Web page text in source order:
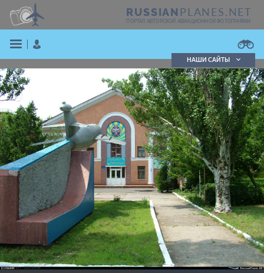
RUSSIAN PLANES.NET
ПОРТАЛ АВТОРСКОЙ АВИАЦИОННОЙ ФОТОГРАФИИ
ВОЙТИ
ЗАРЕГИСТРИРОВАТЬСЯ
Поиск фотографий
Поиск в реестре
Кратко
Подробно
НАШИ САЙТЫ